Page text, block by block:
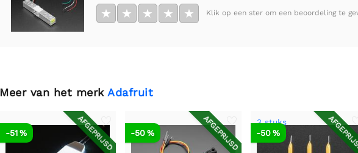
★ ★ ★ ★ ★ Klik op een ster om een beoordeling te
Meer van het merk Adafruit
AFGEPRIJSD
-51 % AFGEPRIJSD
-50 %
3 stuks
-50 %